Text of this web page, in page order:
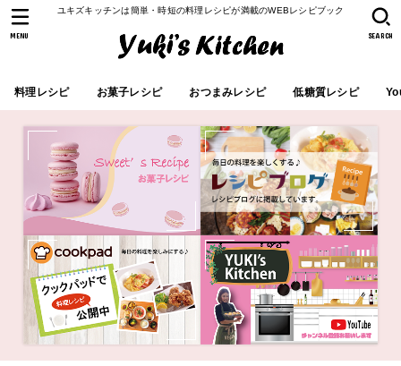
ユキズキッチンは簡単・時短の料理レシピが満載のWEBレシピブック
料理レシピ お菓子レシピ おつまみレシピ 低糖質レシピ
SEARCH
MENU